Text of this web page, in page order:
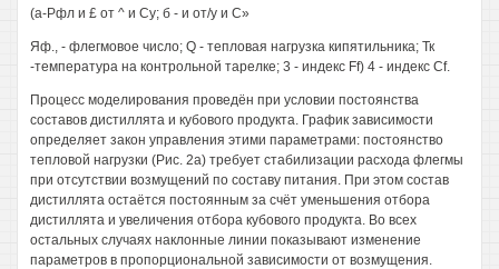
(а-Рфл и £ от ^ и Су; б - и от/у и С»
Яф., - флегмовое число; Q - тепловая нагрузка кипятильника; Тк
-температура на контрольной тарелке; 3 - индекс Ff) 4 - индекс Cf.
Процесс моделирования проведён при условии постоянства
составов дистиллята и кубового продукта. График зависимости
определяет закон управления этими параметрами: постоянство
тепловой нагрузки (Рис. 2а) требует стабилизации расхода флегмы
при отсутствии возмущений по составу питания. При этом состав
дистиллята остаётся постоянным за счёт уменьшения отбора
дистиллята и увеличения отбора кубового продукта. Во всех
остальных случаях наклонные линии показывают изменение
параметров в пропорциональной зависимости от возмущения.